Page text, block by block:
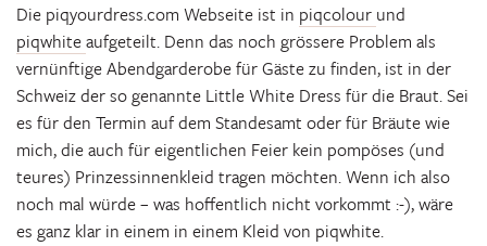
Die piqyourdress.com Webseite ist in piqcolour und
piqwhiteaufgeteilt. Denn das noch grössere Problem als
vernünftige Abendgarderobe für Gäste zu finden, ist in der
Schweiz der so genannte Little White Dress für die Braut. Sei
es für den Termin auf dem Standesamt oder für Bräute wie
mich, die auch für eigentlichen Feier kein pompöses (und
teures) Prinzessinnenkleid tragen möchten. Wenn ich also
noch mal würde – was hoffentlich nicht vorkommt :-), wäre
es ganz klar in einem in einem Kleid von piqwhite.